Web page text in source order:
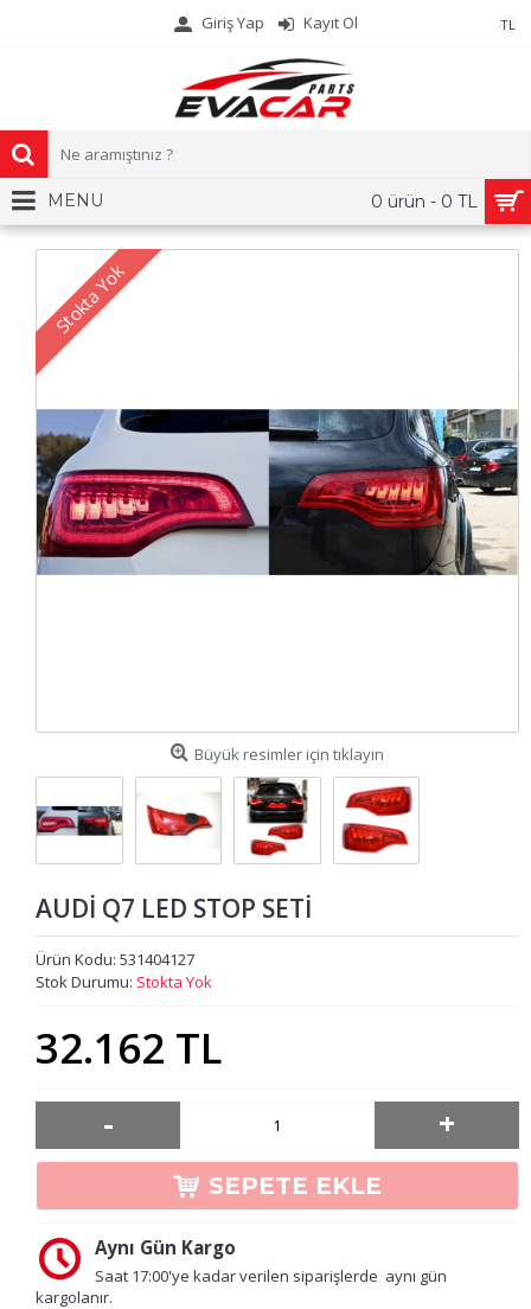
TL
Giriş Yap Kayıt Ol
0 ürün - 0 TL
MENU
Stokta Yok
Büyük resimler için tıklayın
AUDİ Q7 LED STOP SETİ
Ürün Kodu: 531404127
Stok Durumu: Stokta Yok
32.162 TL
- +
SEPETE EKLE
Aynı Gün Kargo
Saat 17:00'ye kadar verilen siparişlerde aynı gün
kargolanır.